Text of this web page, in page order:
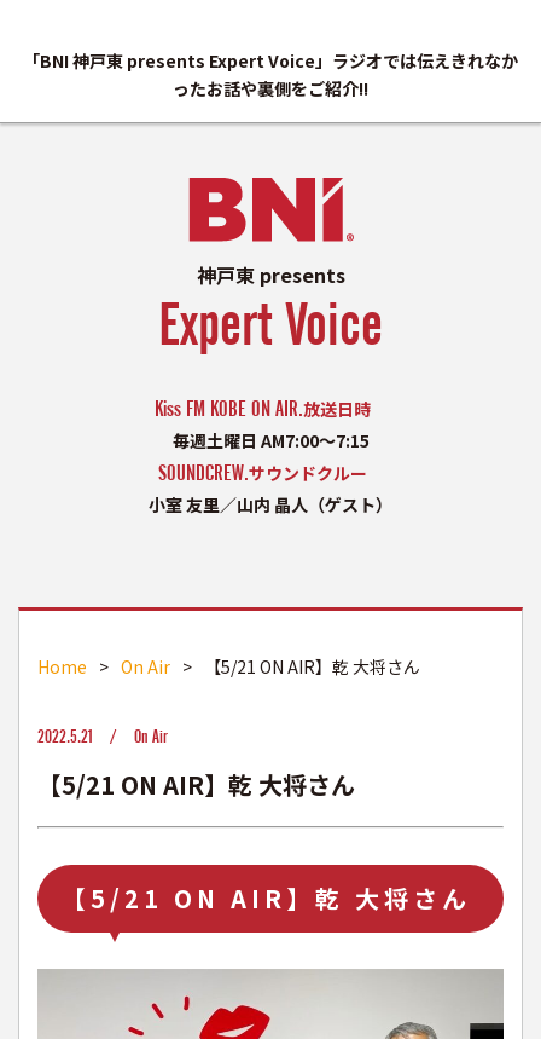
「BNI 神戸東 presents Expert Voice」ラジオでは伝えきれなか
ったお話や裏側をご紹介!!
神戸東 presents
Expert Voice
Kiss FM KOBE ON AIR.放送日時
毎週土曜日 AM7:00〜7:15
SOUNDCREW.サウンドクルー
小室 友里／山内 晶人（ゲスト）
Home > On Air > 【5/21 ON AIR】乾 大将さん
2022.5.21 / On Air
【5/21 ON AIR】乾 大将さん
【5/21 ON AIR】乾 大将さん